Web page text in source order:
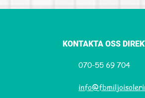
KONTAKTA OSS
070-55 69 704